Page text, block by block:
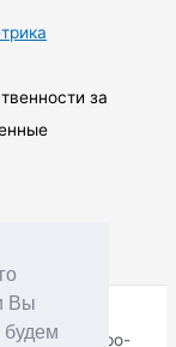
Вы
будем
за
2026 | Северо-